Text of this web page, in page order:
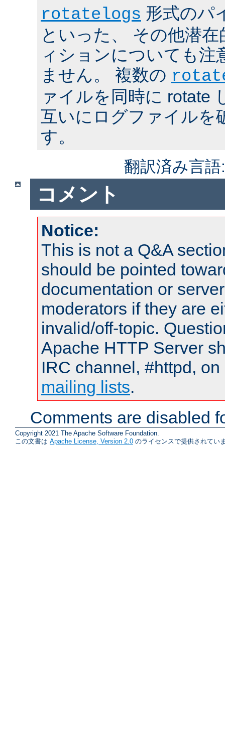
rotatelogs 形式のパ
といった、 その他潜
ィションについても注
ません。 複数の
ァイルを同時に rotate
互いにログファイルを
す。
翻訳済み言
コメント
Notice:
This is not a Q&A
should be pointed
documentation or
moderators if they are
invalid/off-topic.
Apache HTTP Server
IRC channel, #httpd,
mailing lists.
Comments are disabled
Copyright 2021 The Apache Software Foundation.
この文書は Apache License, Version 2.0 のライセンスで提供されてい